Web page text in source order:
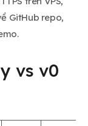
GitHub repo,
vs v0